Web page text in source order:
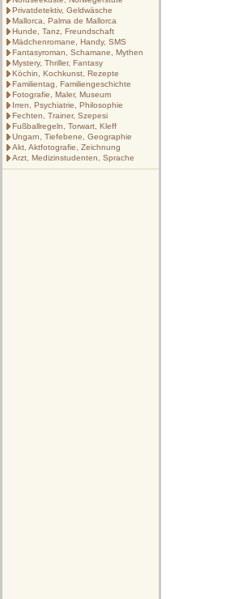
Privatdetektiv, Geldwäsche
Mallorca, Palma de Mallorca
Hunde, Tanz, Freundschaft
Mädchenromane, Handy, SMS
Fantasyroman, Schamane, Mythen
Mystery, Thriller, Fantasy
Köchin, Kochkunst, Rezepte
Familientag, Familiengeschichte
Fotografie, Maler, Museum
Irren, Psychiatrie, Philosophie
Fechten, Trainer, Szepesi
Fußballregeln, Torwart, Kleff
Ungarn, Tiefebene, Geographie
Akt, Aktfotografie, Zeichnung
Arzt, Medizinstudenten, Sprache